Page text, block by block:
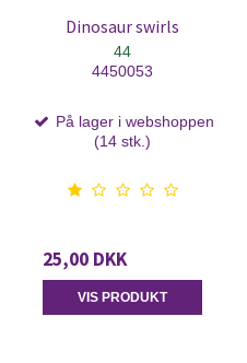
Dinosaur swirls
44
4450053
På lager i webshoppen
(14 stk.)
25,00 DKK
VIS PRODUKT